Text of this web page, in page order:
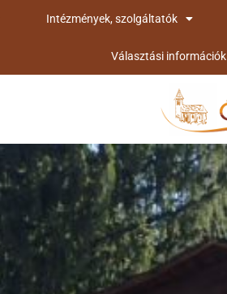
Intézmények, szolgáltatók
Választási információk